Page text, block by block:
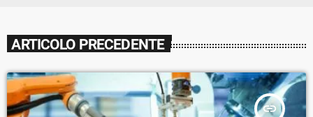
ARTICOLO PRECEDENTE
insert_link